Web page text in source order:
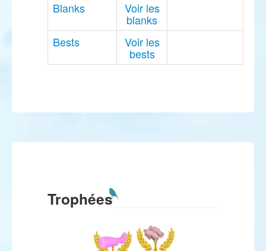
Blanks Voir les
blanks
Bests
Voir les
bests
Trophées